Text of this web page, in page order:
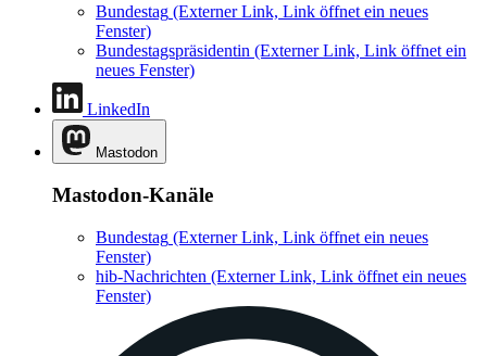
Bundestag (Externer Link, Link öffnet ein neues
Fenster)
Bundestagspräsidentin (Externer Link, Link öffnet ein
neues Fenster)
LinkedIn
Mastodon
Mastodon-Kanäle
Bundestag (Externer Link, Link öffnet ein neues
Fenster)
hib-Nachrichten (Externer Link, Link öffnet ein neues
Fenster)